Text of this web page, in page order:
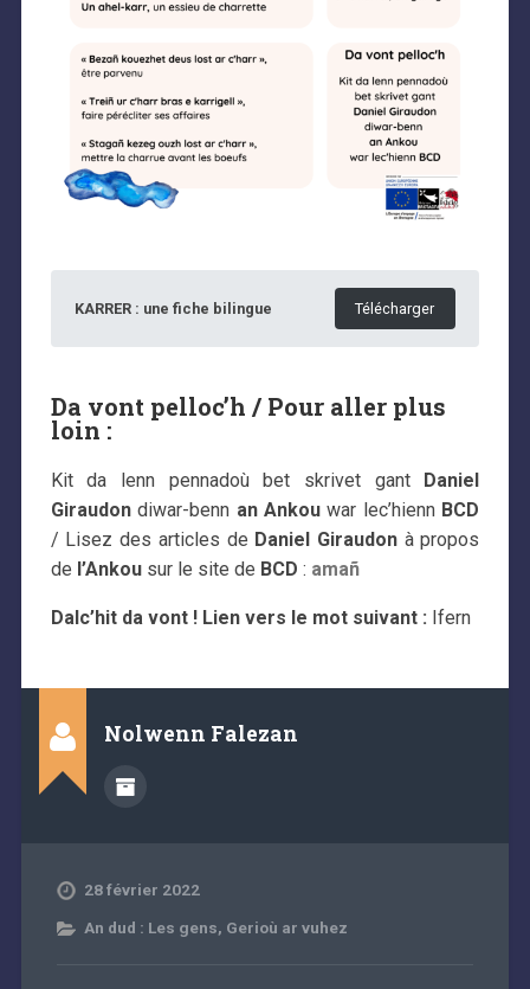
KARRER : une fiche bilingue Télécharger
Da vont pelloc’h / Pour aller plus
loin :
Kit da lenn pennadoù bet skrivet gant
Daniel
Giraudondiwar-benn an Ankou war lec’hienn BCD
/ Lisez des articles de Daniel Giraudonà propos
de l’Ankou sur le site de BCD : amañ
Dalc’hit da vont ! Lien vers le mot suivant : Ifern
Nolwenn Falezan
28 février 2022
An dud : Les gens, Gerioù ar vuhez